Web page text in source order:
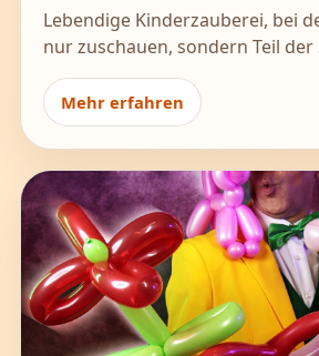
Lebendige Kinderzauberei, bei
nur zuschauen, sondern Teil
Mehr erfahren